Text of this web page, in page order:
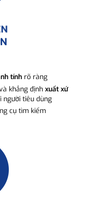
tính rõ ràng
khẳng định xuất xứ
tiêu dùng
cụ tìm kiếm